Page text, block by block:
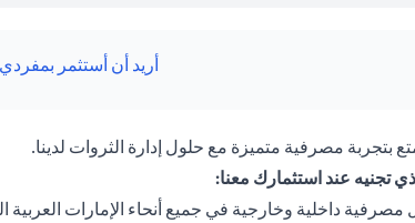
أريد أن أستثمر بمفردي
بتجربة مصرفية متميزة مع حلول إدارة الثروات لدينا.
تجنيه عند استثمارك معنا:
مصرفية داخلية وخارجية في جميع أنحاء الإمارات العربية